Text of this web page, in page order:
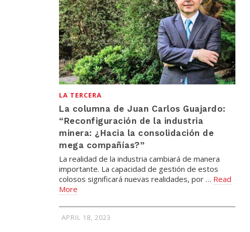
LA TERCERA
La columna de Juan Carlos Guajardo:
“Reconfiguración de la industria
minera: ¿Hacia la consolidación de
mega compañías?”
La realidad de la industria cambiará de manera
importante. La capacidad de gestión de estos
colosos significará nuevas realidades, por … Read
More
APRIL 18, 2023